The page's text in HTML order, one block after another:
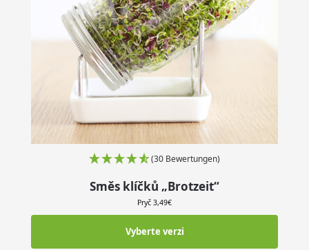
(30 Bewertungen)
Směs klíčků „Brotzeit“
Pryč 3,49€
Vyberte verzi